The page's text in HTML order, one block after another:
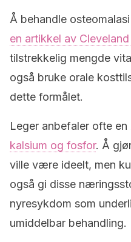
Å behandle
en artikkel av
tilstrekkelig mengde
også bruke orale
dette formålet.
Leger anbefaler ofte en
kalsium og fosfor. Å
ville være ideelt, men
også gi disse
nyresykdom som
umiddelbar behandling.